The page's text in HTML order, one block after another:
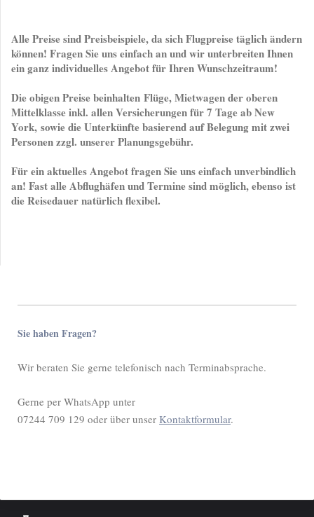
Alle Preise sind Preisbeispiele, da sich Flugpreise täglich ändern
können! Fragen Sie uns einfach an und wir unterbreiten Ihnen
ein ganz individuelles Angebot für Ihren Wunschzeitraum!
Die obigen Preise beinhalten Flüge, Mietwagen der oberen
Mittelklasse inkl. allen Versicherungen für 7 Tage ab New
York, sowie die Unterkünfte basierend auf Belegung mit zwei
Personen zzgl. unserer Planungsgebühr.
Für ein aktuelles Angebot fragen Sie uns einfach unverbindlich
an! Fast alle Abflughäfen und Termine sind möglich, ebenso ist
die Reisedauer natürlich flexibel.
Sie haben Fragen?
Wir beraten Sie gerne telefonisch nach Terminabsprache.
Gerne per WhatsApp unter
07244 709 129 oder über unser Kontaktformular.